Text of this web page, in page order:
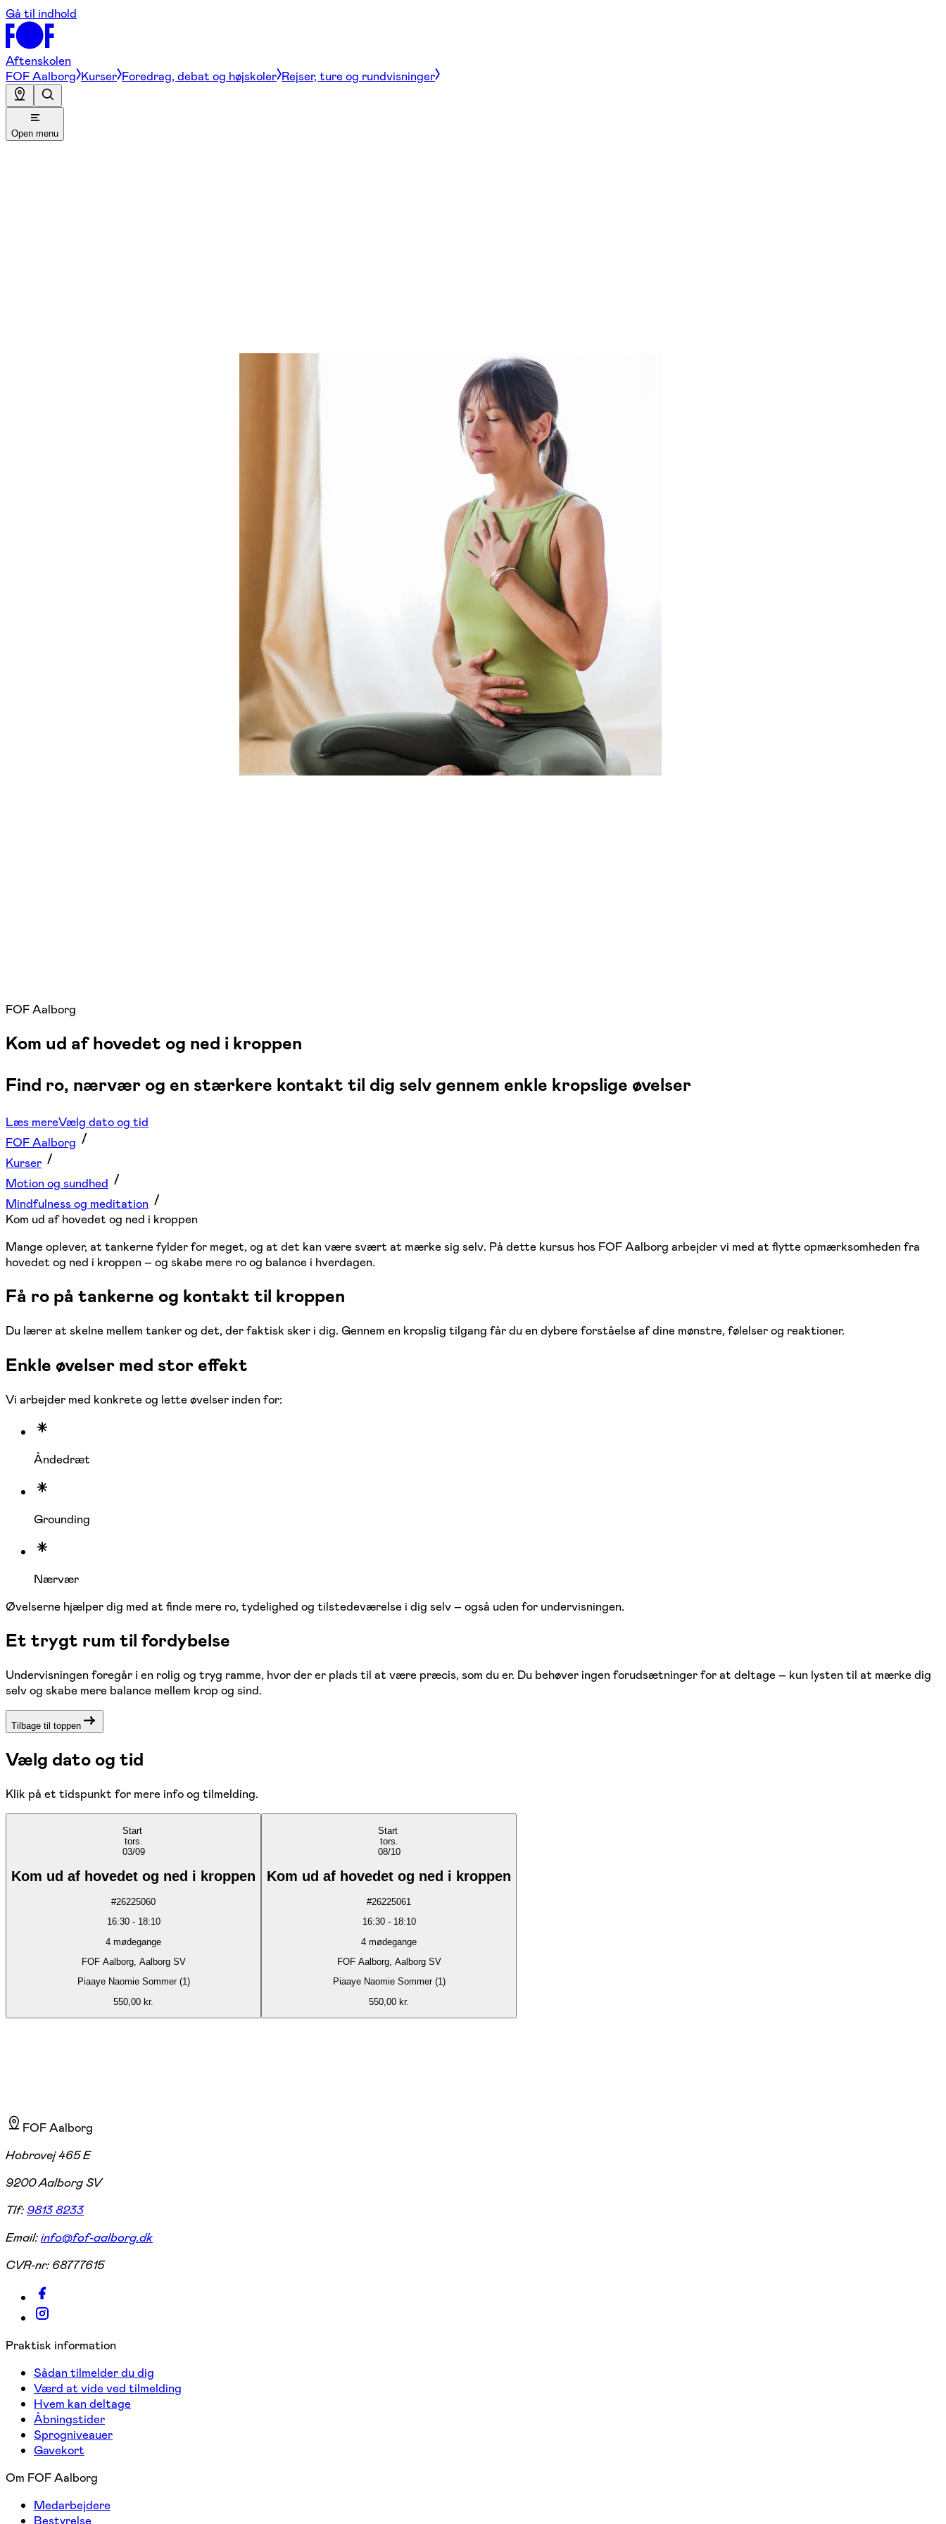
Gå til indhold
Aftenskolen
FOF Aalborg Kurser Foredrag, debat og højskoler Rejser, ture og rundvisninger
Open menu
FOF Aalborg
Kom ud af hovedet og ned i kroppen
Find ro, nærvær og en stærkere kontakt til dig selv gennem enkle kropslige øvelser
Læs mereVælg dato og tid
FOF Aalborg
Kurser
Motion og sundhed
Mindfulness og meditation
Kom ud af hovedet og ned i kroppen
Mange oplever, at tankerne fylder for meget, og at det kan være svært at mærke sig selv. På dette kursus hos FOF Aalborg arbejder vi med at flytte opmærksomheden fra
hovedet og ned i kroppen – og skabe mere ro og balance i hverdagen.
Få ro på tankerne og kontakt til kroppen
Du lærer at skelne mellem tanker og det, der faktisk sker i dig. Gennem en kropslig tilgang får du en dybere forståelse af dine mønstre, følelser og reaktioner.
Enkle øvelser med stor effekt
Vi arbejder med konkrete og lette øvelser inden for:
Åndedræt
Grounding
Nærvær
Øvelserne hjælper dig med at finde mere ro, tydelighed og tilstedeværelse i dig selv – også uden for undervisningen.
Et trygt rum til fordybelse
Undervisningen foregår i en rolig og tryg ramme, hvor der er plads til at være præcis, som du er. Du behøver ingen forudsætninger for at deltage – kun lysten til at mærke dig
selv og skabe mere balance mellem krop og sind.
Tilbage til toppen
Vælg dato og tid
Klik på et tidspunkt for mere info og tilmelding.
Start
tors.
03/09
Kom ud af hovedet og ned i kroppen
#26225060
16:30- 18:10
4 mødegange
FOF Aalborg, Aalborg SV
Piaaye Naomie Sommer (1)
550,00 kr.
Start
tors.
08/10
Kom ud af hovedet og ned i kroppen
#26225061
16:30- 18:10
4 mødegange
FOF Aalborg, Aalborg SV
Piaaye Naomie Sommer (1)
550,00 kr.
FOF Aalborg
Hobrovej 465 E
9200 Aalborg SV
Tlf:9813 8233
Email:info@fof-aalborg.dk
CVR-nr: 68777615
Praktisk information
Sådan tilmelder du dig
Værd at vide ved tilmelding
Hvem kan deltage
Åbningstider
Sprogniveauer
Gavekort
Om FOF Aalborg
Medarbejdere
Bestyrelse